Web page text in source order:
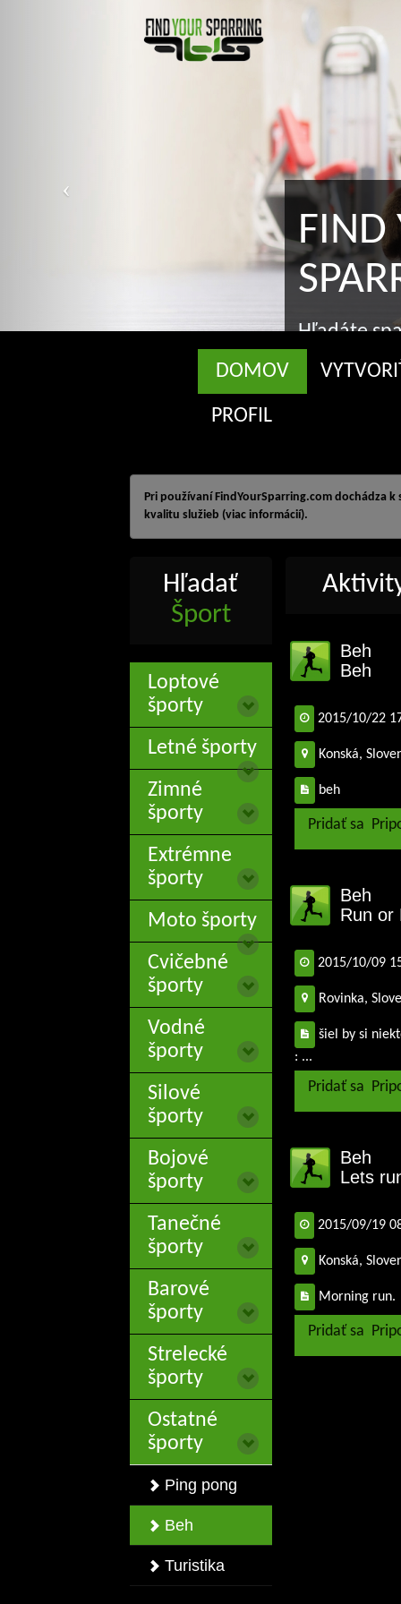
FIND
Hľadáte sparringa?
správnom mieste
DOMOV
PROFIL
Pri používaní FindYourSparring.com dochádza
kvalitu služieb (viac informácií).
Hľadať
Šport
Loptové
športy
Letné športy
Zimné
športy
Extrémne
športy
Moto športy
Cvičebné
športy
Vodné
športy
Silové
športy
Bojové
športy
Tanečné
športy
Barové
športy
Strelecké
športy
Ostatné
športy
Ping pong
Beh
Turistika
Beh
Beh
2015/10/22
Konská,
beh
Pridať sa
Beh
Run or
2015/10/09
Rovinka,
šiel by si
: ...
Pridať sa
Beh
Lets
2015/09/19
Konská,
Morning run.
Pridať sa